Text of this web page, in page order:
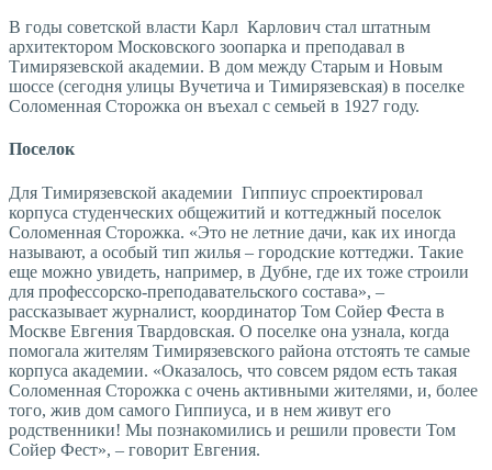
В годы советской власти Карл Карлович стал штатным
архитектором Московского зоопарка и преподавал в
Тимирязевской академии. В дом между Старым и Новым
шоссе (сегодня улицы Вучетича и Тимирязевская) в поселке
Соломенная Сторожка он въехал с семьей в 1927 году.
Поселок
Для Тимирязевской академии Гиппиус спроектировал
корпуса студенческих общежитий и коттеджный поселок
Соломенная Сторожка. «Это не летние дачи, как их иногда
называют, а особый тип жилья – городские коттеджи. Такие
еще можно увидеть, например, в Дубне, где их тоже строили
для профессорско-преподавательского состава», –
рассказывает журналист, координатор Том Сойер Феста в
Москве Евгения Твардовская. О поселке она узнала, когда
помогала жителям Тимирязевского района отстоять те самые
корпуса академии. «Оказалось, что совсем рядом есть такая
Соломенная Сторожка с очень активными жителями, и, более
того, жив дом самого Гиппиуса, и в нем живут его
родственники! Мы познакомились и решили провести Том
Сойер Фест», – говорит Евгения.